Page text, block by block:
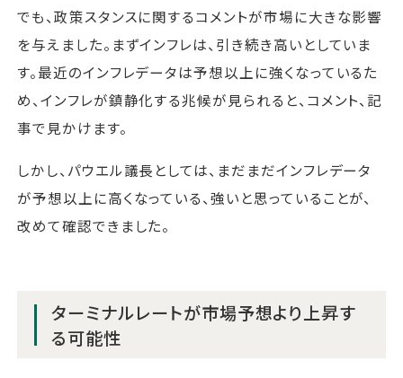
でも、政策スタンスに関するコメントが市場に大きな影響
を与えました。まずインフレは、引き続き高いとしていま
す。最近のインフレデータは予想以上に強くなっているた
め、インフレが鎮静化する兆候が見られると、コメント、記
事で見かけます。
しかし、パウエル議長としては、まだまだインフレデータ
が予想以上に高くなっている、強いと思っていることが、
改めて確認できました。
ターミナルレートが市場予想より上昇す
る可能性